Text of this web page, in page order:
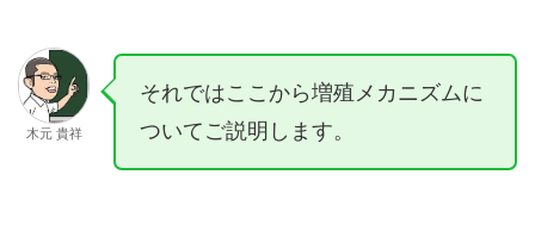
木元 貴祥
それではここから増殖メカニズムに
ついてご説明します。